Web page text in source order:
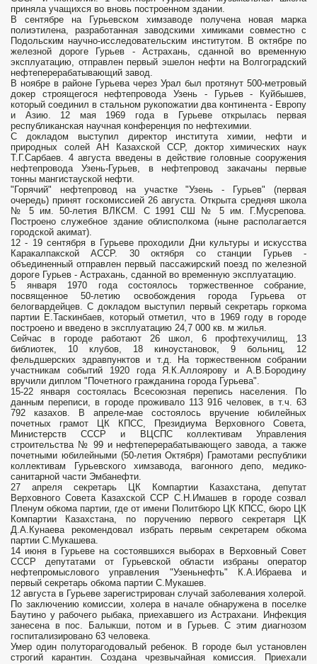
приняла учащихся во вновь построенном здании.
В сентябре на Гурьевском химзаводе получена новая марка
полиэтилена, разработанная заводскими химиками совместно с
Подольским научно-исследовательским институтом. В октябре по
железной дороге Гурьев - Астрахань, сданной во временную
эксплуатацию, отправлен первый эшелон нефти на Волгоградский
нефтеперерабатывающий завод.
В ноябре в районе Гурьева через Урал был протянут 500-метровый
докер строящегося нефтепровода Узень - Гурьев - Куйбышев,
который соединил в стальном рукопожатии два континента - Европу
и Азию. 12 мая 1969 года в Гурьеве открылась первая
республиканская научная конференция по нефтехимии.
С докладом выступил директор института химии, нефти и
природных солей АН Казахской ССР, доктор химических наук
Т.Г.Сарбаев. 4 августа введены в действие головные сооружения
нефтепровода Узень-Гурьев, в нефтепровод закачаны первые
тонны мангистауской нефти.
"Горячий" нефтепровод на участке "Узень - Гурьев" (первая
очередь) принят госкомиссией 26 августа. Открыта средняя школа
№ 5 им. 50-летия ВЛКСМ. С 1991 СШ № 5 им. Г.Мусрепова.
Построено служебное здание облисполкома (ныне располагается
городской акимат).
12 - 19 сентября в Гурьеве проходили Дни культуры и искусства
Каракалпакской АССР. 30 октября со станции Гурьев -
объединенный отправлен первый пассажирский поезд по железной
дороге Гурьев - Астрахань, сданной во временную эксплуатацию.
5 января 1970 года состоялось торжественное собрание,
посвященное 50-летию освобождения города Гурьева от
белогвардейцев. С докладом выступил первый секретарь горкома
партии Е.Таскинбаев, который отметил, что в 1969 году в городе
построено и введено в эксплуатацию 24,7 000 кв. м жилья.
Сейчас в городе работают 26 школ, 6 профтехучилищ, 13
библиотек, 10 клубов, 18 киноустановок, 9 больниц, 12
фельдшерских здравпунктов и т.д. На торжественном собрании
участникам событий 1920 года Я.К.Аллоярову и А.В.Бородину
вручили диплом "Почетного гражданина города Гурьева".
15-22 января состоялась Всесоюзная перепись населения. По
данным переписи, в городе проживало 113 916 человек, в т.ч. 63
792 казахов. В апреле-мае состоялось вручение юбилейных
почетных грамот ЦК КПСС, Президиума Верховного Совета,
Министерств СССР и ВЦСПС коллективам Управления
строительства № 99 и нефтеперерабатывающего завода, а также
почетными юбилейными (50-летия Октября) Грамотами республики
коллективам Гурьевского химзавода, вагонного депо, медико-
санитарной части Эмбанефти.
27 апреля секретарь ЦК Компартии Казахстана, депутат
Верховного Совета Казахской ССР С.Н.Имашев в городе созвал
Пленум обкома партии, где от имени Политбюро ЦК КПСС, бюро ЦК
Компартии Казахстана, по поручению первого секретаря ЦК
Д.А.Кунаева рекомендовал избрать первым секретарем обкома
партии С.Мукашева.
14 июня в Гурьеве на состоявшихся выборах в Верховный Совет
СССР депутатами от Гурьевской области избраны оператор
нефтепромыслового управления "Узеньнефть" К.А.Ибраева и
первый секретарь обкома партии С.Мукашев.
12 августа в Гурьеве зарегистрирован случай заболевания холерой.
По заключению комиссии, холера в начале обнаружена в поселке
Баутино у рабочего рыбака, приехавшего из Астрахани. Инфекция
занесена в пос. Балыкши, потом и в Гурьев. С этим диагнозом
госпитализировано 63 человека.
Умер один полуторагодовалый ребенок. В городе был установлен
строгий карантин. Создана чрезвычайная комиссия. Приехали